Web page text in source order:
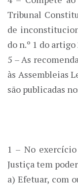
Tribunal
de
do n.º 1 do artigo
5 – As
às Assembleias
são publicadas
1 – No
Justiça tem
a) Efetuar, com